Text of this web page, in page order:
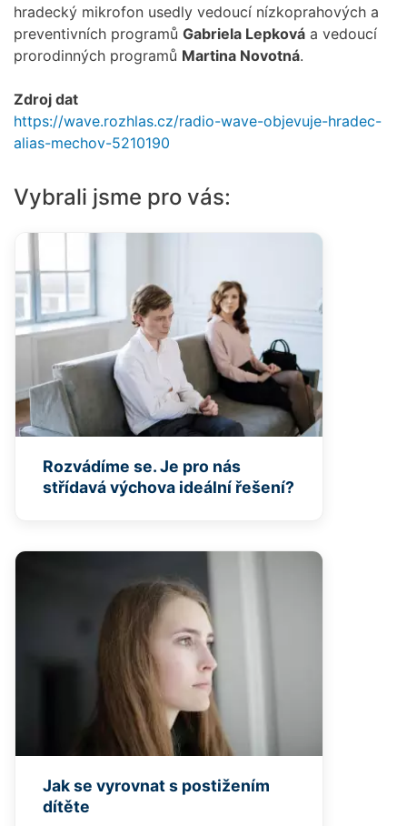
hradecký mikrofon usedly vedoucí nízkoprahových a
preventivních programů Gabriela Lepková a vedoucí
prorodinných programů Martina Novotná.
Zdroj dat
https://wave.rozhlas.cz/radio-wave-objevuje-hradec-
alias-mechov-5210190
Vybrali jsme pro vás:
Rozvádíme se. Je pro nás
střídavá výchova ideální řešení?
Jak se vyrovnat s postižením
dítěte